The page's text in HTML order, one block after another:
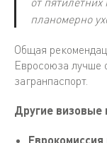
планомерно
Общая
Евросоюза лучше
загранпаспорт.
Другие визовые